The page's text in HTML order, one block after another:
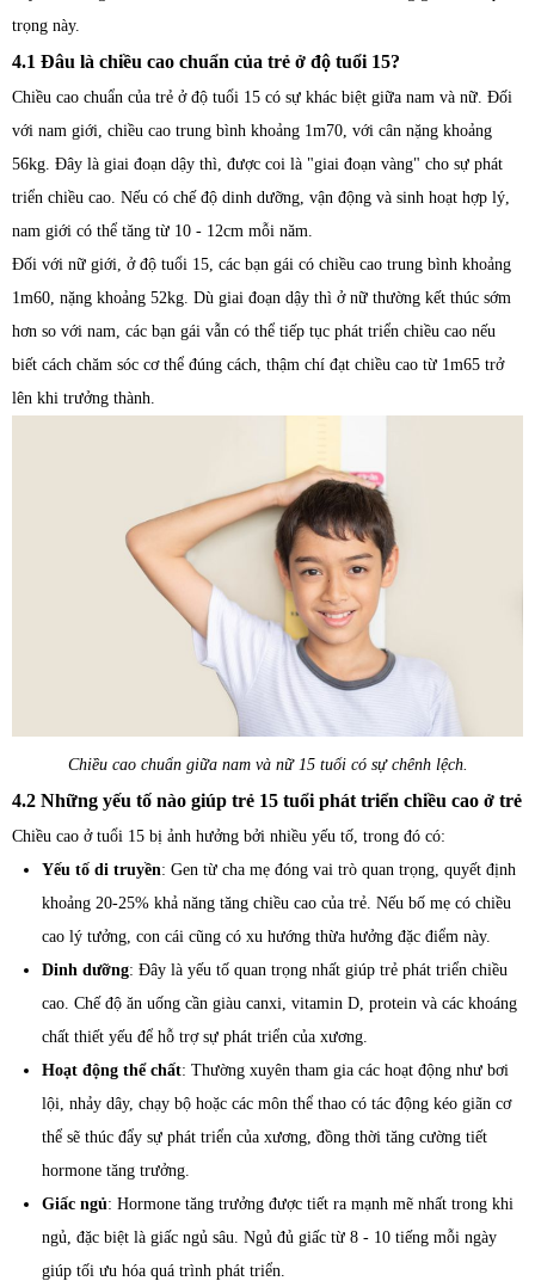
trọng này.
4.1 Đâu là chiều cao chuẩn của trẻ ở độ tuổi 15?
Chiều cao chuẩn của trẻ ở độ tuổi 15 có sự khác biệt giữa nam và nữ. Đối
với nam giới, chiều cao trung bình khoảng 1m70, với cân nặng khoảng
56kg. Đây là giai đoạn dậy thì, được coi là "giai đoạn vàng" cho sự phát
triển chiều cao. Nếu có chế độ dinh dưỡng, vận động và sinh hoạt hợp lý,
nam giới có thể tăng từ 10 - 12cm mỗi năm.
Đối với nữ giới, ở độ tuổi 15, các bạn gái có chiều cao trung bình khoảng
1m60, nặng khoảng 52kg. Dù giai đoạn dậy thì ở nữ thường kết thúc sớm
hơn so với nam, các bạn gái vẫn có thể tiếp tục phát triển chiều cao nếu
biết cách chăm sóc cơ thể đúng cách, thậm chí đạt chiều cao từ 1m65 trở
lên khi trưởng thành.
Chiều cao chuẩn giữa nam và nữ 15 tuổi có sự chênh lệch.
4.2 Những yếu tố nào giúp trẻ 15 tuổi phát triển chiều cao ở trẻ
Chiều cao ở tuổi 15 bị ảnh hưởng bởi nhiều yếu tố, trong đó có:
Yếu tố di truyền: Gen từ cha mẹ đóng vai trò quan trọng, quyết định
khoảng 20-25% khả năng tăng chiều cao của trẻ. Nếu bố mẹ có chiều
cao lý tưởng, con cái cũng có xu hướng thừa hưởng đặc điểm này.
Dinh dưỡng: Đây là yếu tố quan trọng nhất giúp trẻ phát triển chiều
cao. Chế độ ăn uống cần giàu canxi, vitamin D, protein và các khoáng
chất thiết yếu để hỗ trợ sự phát triển của xương.
Hoạt động thể chất: Thường xuyên tham gia các hoạt động như bơi
lội, nhảy dây, chạy bộ hoặc các môn thể thao có tác động kéo giãn cơ
thể sẽ thúc đẩy sự phát triển của xương, đồng thời tăng cường tiết
hormone tăng trưởng.
Giấc ngủ: Hormone tăng trưởng được tiết ra mạnh mẽ nhất trong khi
ngủ, đặc biệt là giấc ngủ sâu. Ngủ đủ giấc từ 8 - 10 tiếng mỗi ngày
giúp tối ưu hóa quá trình phát triển.